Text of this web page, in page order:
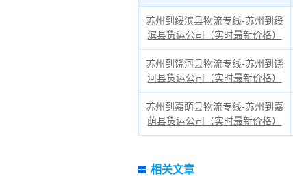
苏州到绥滨县物流专线-苏州到绥
滨县货运公司（实时最新价格）
苏州到饶河县物流专线-苏州到饶
河县货运公司（实时最新价格）
苏州到嘉荫县物流专线-苏州到嘉
荫县货运公司（实时最新价格）
相关文章